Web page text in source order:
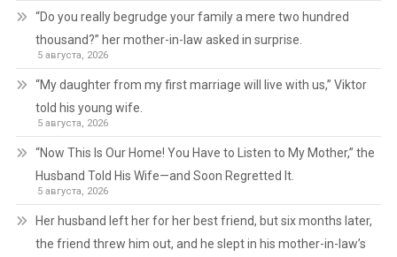
“Do you really begrudge your family a mere two hundred
thousand?” her mother-in-law asked in surprise.
5 августа, 2026
“My daughter from my first marriage will live with us,” Viktor
told his young wife.
5 августа, 2026
“Now This Is Our Home! You Have to Listen to My Mother,” the
Husband Told His Wife—and Soon Regretted It.
5 августа, 2026
Her husband left her for her best friend, but six months later,
the friend threw him out, and he slept in his mother-in-law’s